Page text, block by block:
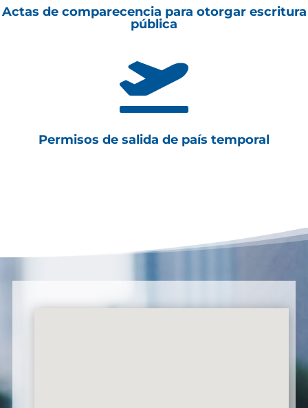
Actas de comparecencia para otorgar escritura
pública

Permisos de salida de país temporal